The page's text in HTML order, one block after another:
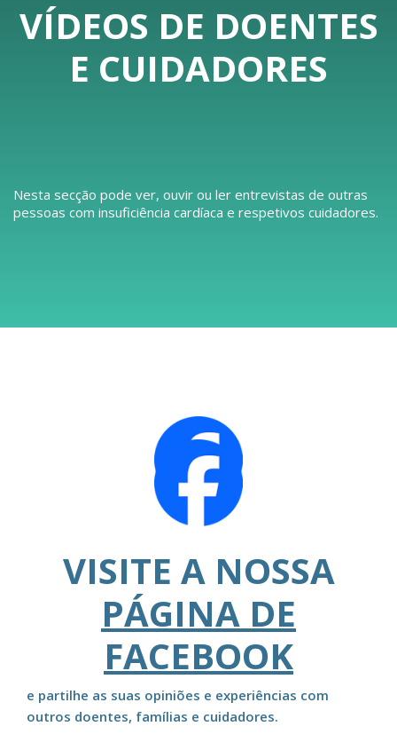
VÍDEOS DE DOENTES
E CUIDADORES
Nesta secção pode ver, ouvir ou ler entrevistas de outras
pessoas com insuficiência cardíaca e respetivos cuidadores.
VISITE A NOSSA
PÁGINA DE
FACEBOOK
e partilhe as suas opiniões e experiências com
outros doentes, famílias e cuidadores.